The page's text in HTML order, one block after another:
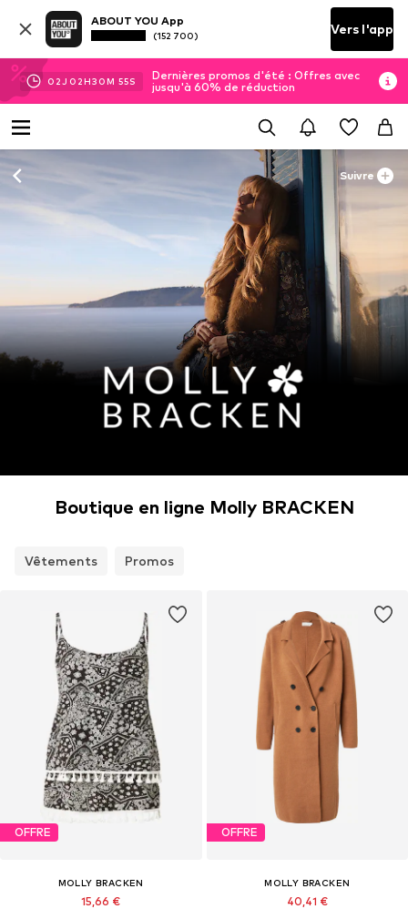
ABOUT YOU App
(152 700) Vers l'app
02J 02H30M 54S
Dernières promos d'été : Offres avec
jusqu'à 60% de réduction
Suivre
Boutique en ligne Molly BRACKEN
Vêtements Promos
OFFRE
MOLLY BRACKEN
15,66 €
OFFRE
MOLLY BRACKEN
40,41 €